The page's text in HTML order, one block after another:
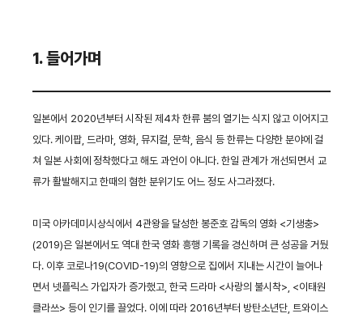
1. 들어가며
일본에서 2020년부터 시작된 제4차 한류 붐의 열기는 식지 않고 이어지고
있다. 케이팝, 드라마, 영화, 뮤지컬, 문학, 음식 등 한류는 다양한 분야에 걸
쳐 일본 사회에 정착했다고 해도 과언이 아니다. 한일 관계가 개선되면서 교
류가 활발해지고 한때의 혐한 분위기도 어느 정도 사그라졌다.
미국 아카데미시상식에서 4관왕을 달성한 봉준호 감독의 영화 <기생충>
(2019)은 일본에서도 역대 한국 영화 흥행 기록을 경신하며 큰 성공을 거뒀
다. 이후 코로나19(COVID-19)의 영향으로 집에서 지내는 시간이 늘어나
면서 넷플릭스 가입자가 증가했고, 한국 드라마 <사랑의 불시착>, <이태원
클라쓰> 등이 인기를 끌었다. 이에 따라 2016년부터 방탄소년단, 트와이스